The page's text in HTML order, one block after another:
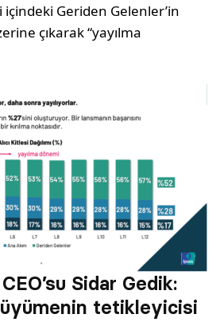
içindeki Geriden Gelenler’in
çıkarak “yayılma
Sidar Gedik:
tetikleyicisi